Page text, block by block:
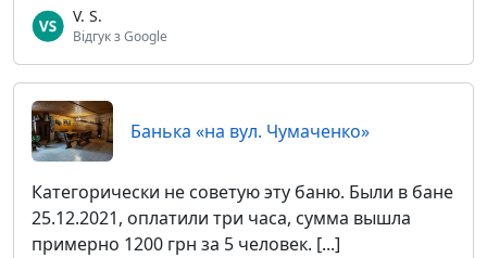
V. S.
Відгук з Google
Банька «на вул. Чумаченко»
Категорически не советую эту баню. Были в бане
25.12.2021, оплатили три часа, сумма вышла
примерно 1200 грн за 5 человек. [...]